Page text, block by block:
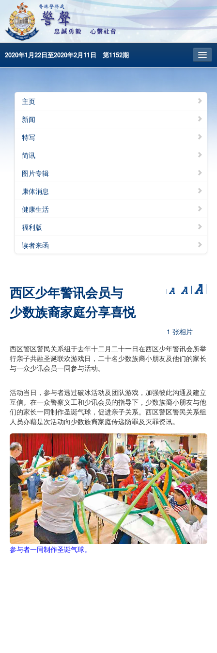
2020年1月22日至2020年2月11日 第1152期
昔日警声
警务处主页
繁體版
English
主页
新闻
特写
简讯
图片专辑
康体消息
健康生活
福利版
读者来函
西区少年警讯会员与
少数族裔家庭分享喜悦
1 张相片
西区警区警民关系组于去年十二月二十一日在西区少年警讯会所举
行亲子共融圣诞联欢游戏日，二十名少数族裔小朋友及他们的家长
与一众少讯会员一同参与活动。
活动当日，参与者透过破冰活动及团队游戏，加强彼此沟通及建立
互信。在一众警察义工和少讯会员的指导下，少数族裔小朋友与他
们的家长一同制作圣诞气球，促进亲子关系。西区警区警民关系组
人员亦藉是次活动向少数族裔家庭传递防罪及灭罪资讯。
参与者一同制作圣诞气球。